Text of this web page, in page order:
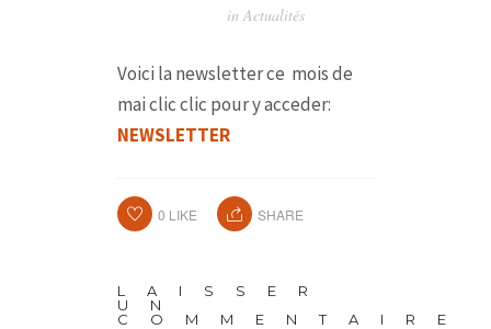
in Actualités
Voici la newsletter ce mois de
mai clic clic pour y acceder:
NEWSLETTER
0 LIKE SHARE
LAISSER
UN
COMMENTAIRE